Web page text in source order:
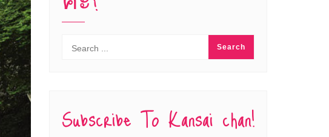
Subscribe To Kansai chan!